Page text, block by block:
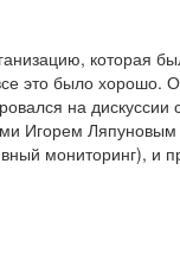
которая
это было
на
Игорем
мониторинг), и